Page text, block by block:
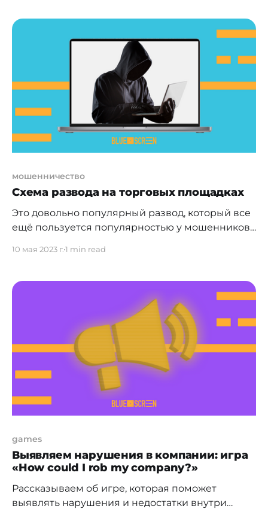
автомобиля; * иные цели. Деньги вам
возместили наличными или переводом на
карту. Казалось бы, ничего особенного,
никакого риска, да ещё может и небольшой
профит в
мошенничество
Схема развода на торговых площадках
Это довольно популярный развод, который все
ещё пользуется популярностью у мошенников.
Avito и т.п. Как это работает? На продавца
выходит лжепокупатель, который хочет купить
какой-либо товар. Учитывая, что схема развода
10 мая 2023 г.1 min read
games
Выявляем нарушения в компании: игра
«How could I rob my company?»
Рассказываем об игре, которая поможет
выявлять нарушения и недостатки внутри